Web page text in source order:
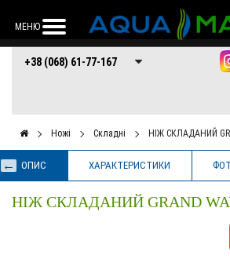
МЕНЮ
+38 (068) 61-77-
167
+38 (066) 61-
+38 (068) 61-77-167
Ножі Складні НІЖ СКЛАДАНИЙ
ОПИС ХАРАКТЕРИСТИКИ
НІЖ СКЛАДАНИЙ GRAND